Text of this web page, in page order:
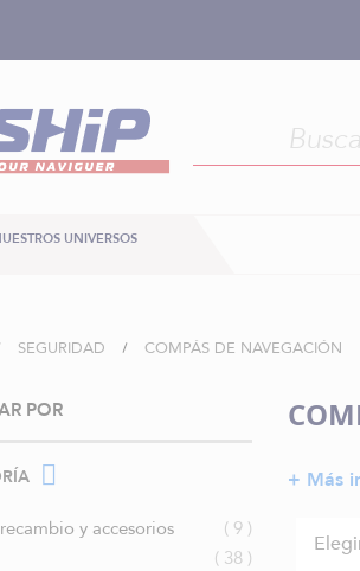
UNIVERSOS
SEGURIDAD COMPÁS DE NAVEGACIÓN
+ Más
POR
y accesorios 9 artículos
38 artículos